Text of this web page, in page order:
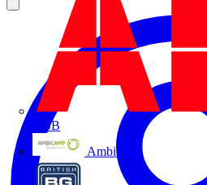
ABB
Ambilamp